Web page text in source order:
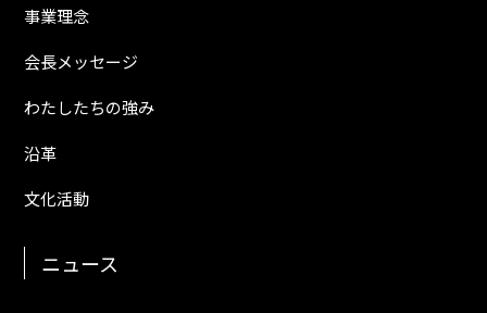
事業理念
会長メッセージ
わたしたちの強み
沿革
文化活動
ニュース